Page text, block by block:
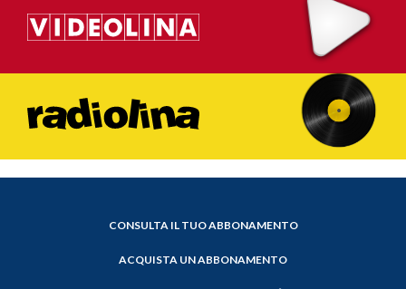
CONSULTA IL TUO ABBONAMENTO
ACQUISTA UN ABBONAMENTO